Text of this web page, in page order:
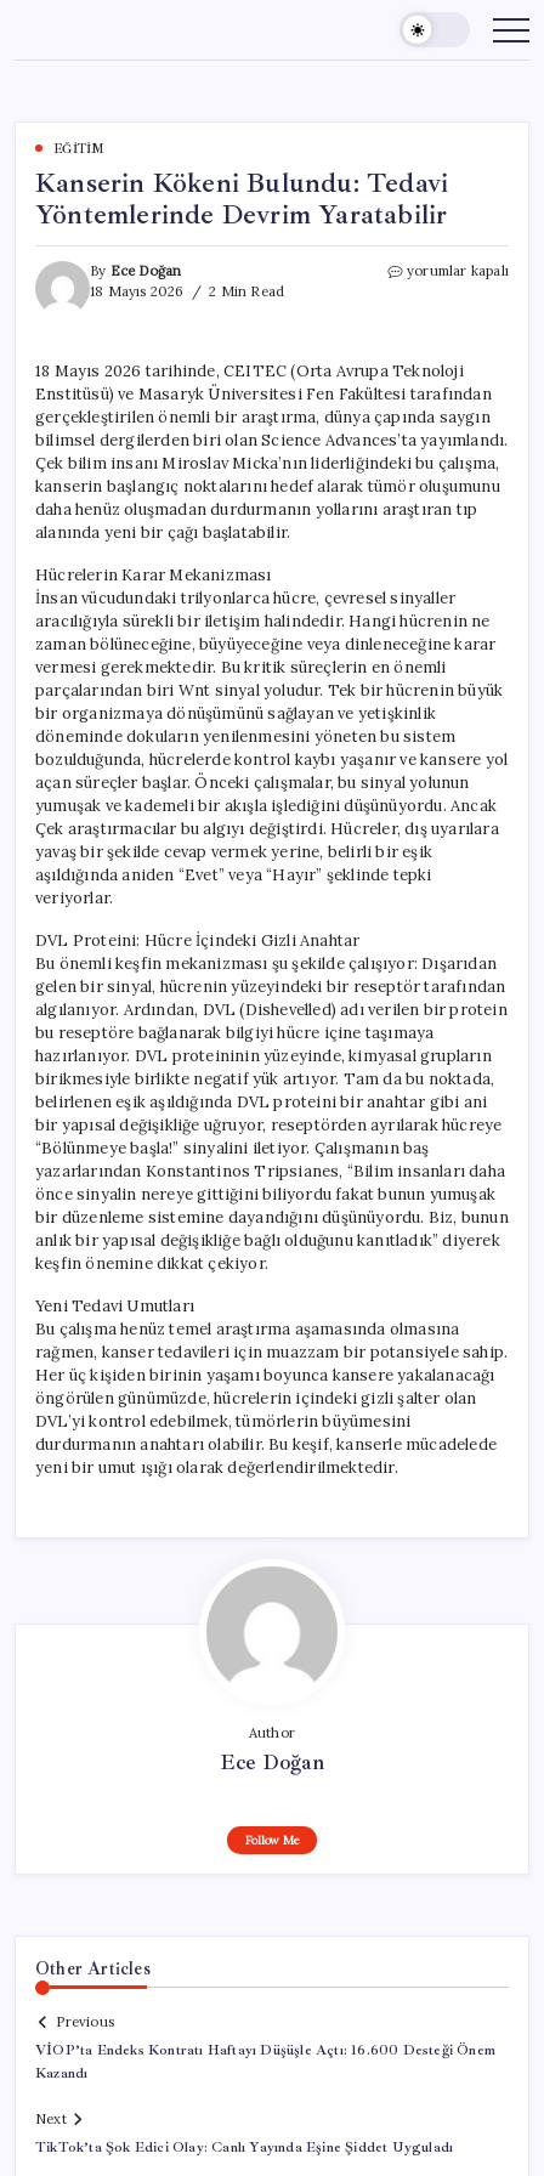
content
EĞITIM
Kanserin Kökeni Bulundu: Tedavi
Yöntemlerinde Devrim Yaratabilir
By Ece Doğan
18 Mayıs 2026
2 Min Read
Kanserin
Devrim
Yaratabilir
için
yorumlar kapalı
18 Mayıs 2026 tarihinde, CEITEC (Orta Avrupa Teknoloji
Enstitüsü) ve Masaryk Üniversitesi Fen Fakültesi tarafından
gerçekleştirilen önemli bir araştırma, dünya çapında saygın
bilimsel dergilerden biri olan Science Advances’ta yayımlandı.
Çek bilim insanı Miroslav Micka’nın liderliğindeki bu çalışma,
kanserin başlangıç noktalarını hedef alarak tümör oluşumunu
daha henüz oluşmadan durdurmanın yollarını araştıran tıp
alanında yeni bir çağı başlatabilir.
Hücrelerin Karar Mekanizması
İnsan vücudundaki trilyonlarca hücre, çevresel sinyaller
aracılığıyla sürekli bir iletişim halindedir. Hangi hücrenin ne
zaman bölüneceğine, büyüyeceğine veya dinleneceğine karar
vermesi gerekmektedir. Bu kritik süreçlerin en önemli
parçalarından biri Wnt sinyal yoludur. Tek bir hücrenin büyük
bir organizmaya dönüşümünü sağlayan ve yetişkinlik
döneminde dokuların yenilenmesini yöneten bu sistem
bozulduğunda, hücrelerde kontrol kaybı yaşanır ve kansere yol
açan süreçler başlar. Önceki çalışmalar, bu sinyal yolunun
yumuşak ve kademeli bir akışla işlediğini düşünüyordu. Ancak
Çek araştırmacılar bu algıyı değiştirdi. Hücreler, dış uyarılara
yavaş bir şekilde cevap vermek yerine, belirli bir eşik
aşıldığında aniden “Evet” veya “Hayır” şeklinde tepki
veriyorlar.
DVL Proteini: Hücre İçindeki Gizli Anahtar
Bu önemli keşfin mekanizması şu şekilde çalışıyor: Dışarıdan
gelen bir sinyal, hücrenin yüzeyindeki bir reseptör tarafından
algılanıyor. Ardından, DVL (Dishevelled) adı verilen bir protein
bu reseptöre bağlanarak bilgiyi hücre içine taşımaya
hazırlanıyor. DVL proteininin yüzeyinde, kimyasal grupların
birikmesiyle birlikte negatif yük artıyor. Tam da bu noktada,
belirlenen eşik aşıldığında DVL proteini bir anahtar gibi ani
bir yapısal değişikliğe uğruyor, reseptörden ayrılarak hücreye
“Bölünmeye başla!” sinyalini iletiyor. Çalışmanın baş
yazarlarından Konstantinos Tripsianes, “Bilim insanları daha
önce sinyalin nereye gittiğini biliyordu fakat bunun yumuşak
bir düzenleme sistemine dayandığını düşünüyordu. Biz, bunun
anlık bir yapısal değişikliğe bağlı olduğunu kanıtladık” diyerek
keşfin önemine dikkat çekiyor.
Yeni Tedavi Umutları
Bu çalışma henüz temel araştırma aşamasında olmasına
rağmen, kanser tedavileri için muazzam bir potansiyele sahip.
Her üç kişiden birinin yaşamı boyunca kansere yakalanacağı
öngörülen günümüzde, hücrelerin içindeki gizli şalter olan
DVL’yi kontrol edebilmek, tümörlerin büyümesini
durdurmanın anahtarı olabilir. Bu keşif, kanserle mücadelede
yeni bir umut ışığı olarak değerlendirilmektedir.
Author
Ece Doğan
Follow Me
Other Articles
Previous
VİOP’ta Endeks Kontratı Haftayı Düşüşle Açtı: 16.600 Desteği Önem
Kazandı
Next
TikTok’ta Şok Edici Olay: Canlı Yayında Eşine Şiddet Uyguladı